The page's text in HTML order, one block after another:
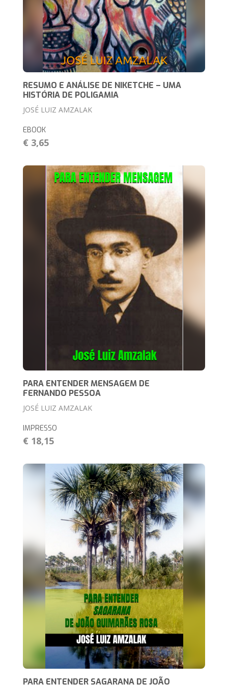
RESUMO E ANÁLISE DE NIKETCHE – UMA
HISTÓRIA DE POLIGAMIA
JOSÉ LUIZ AMZALAK
EBOOK
€ 3,65
PARA ENTENDER MENSAGEM DE
FERNANDO PESSOA
JOSÉ LUIZ AMZALAK
IMPRESSO
€ 18,15
PARA ENTENDER SAGARANA DE JOÃO